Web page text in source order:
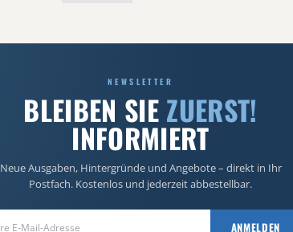
NEWSLETTER
BLEIBEN SIEZUERST!
INFORMIERT
Neue Ausgaben, Hintergründe und Angebote – direkt in Ihr
Postfach. Kostenlos und jederzeit abbestellbar.
ANMELDEN